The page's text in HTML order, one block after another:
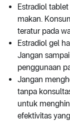
Estradiol
makan.
teratur pada
Estradiol gel
Jangan
penggunaan
Jangan
tanpa
untuk
efektivitas